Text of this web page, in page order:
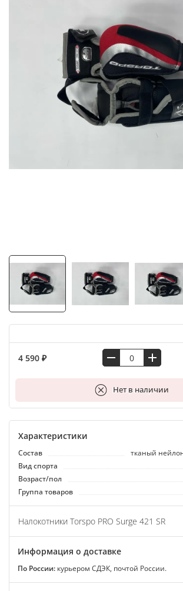
4 590 ₽
Нет в наличии
В корзину
Характеристики
Состав
тканый
Вид спорта
Возраст/пол
Группа товаров
Налокотники Torspo PRO Surge 421 SR
Информация о доставке
По России: курьером СДЭК, почтой России.